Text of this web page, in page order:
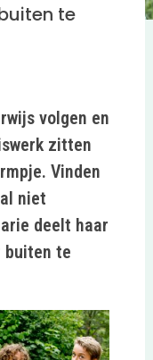
te
volgen en
zitten
Vinden
niet
deelt haar
buiten te